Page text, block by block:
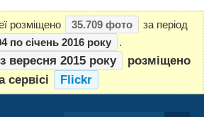
розміщено 35.709 фото
за період
по січень 2016 року
.
з вересня 2015 року
розміщено
сервісі
Flickr